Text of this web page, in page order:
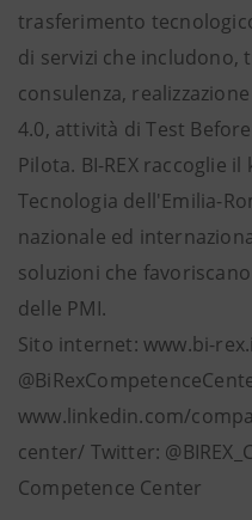
trasferimento
di servizi che includono,
consulenza,
4.0, attività di Test
Pilota. BI-REX raccoglie
Tecnologia dell'Emilia-
nazionale ed
soluzioni che
delle PMI.
Sito internet: www.bi-
www.linkedin.com/
center/ Twitter:
Competence Center